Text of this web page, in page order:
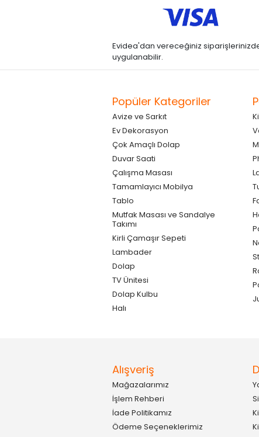
Evidea'dan vereceğiniz siparişlerinizde
uygulanabilir.
Popüler Kategoriler
Avize ve Sarkıt
Ev Dekorasyon
Çok Amaçlı Dolap
Duvar Saati
Çalışma Masası
Tamamlayıcı Mobilya
Tablo
Mutfak Masası ve Sandalye
Takımı
Kirli Çamaşır Sepeti
Lambader
Dolap
TV Ünitesi
Dolap Kulbu
Halı
Alışveriş
Mağazalarımız
İşlem Rehberi
İade Politikamız
Ödeme Seçeneklerimiz